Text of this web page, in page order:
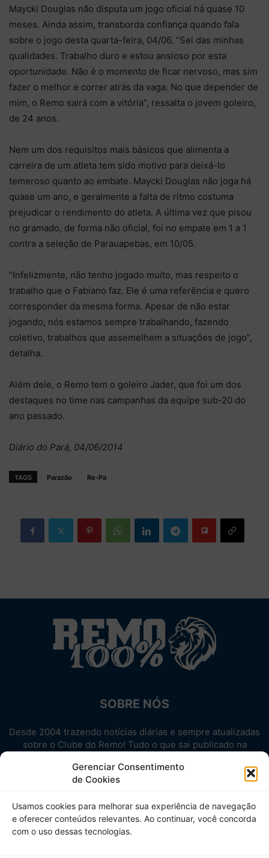
Gerenciar Consentimento
de Cookies
Usamos cookies para melhorar sua experiência de navegação
e oferecer conteúdos relevantes. Ao continuar, você concorda
com o uso dessas tecnologias.
Maycki Douglas não disputa um jogo oficial há quase 10
meses. Ainda assim, transborda confiança quando fala
sobre o jogo desta quarta-feira, 04/06. “Sei das minhas
qualidades. Trabalho duro e estou ansioso por esta
oportunidade. Não é o momento de ficar nervoso, mas sim
fazer o melhor e correr atrás da vaga. No que depender de
mim, o Remo sairá com a vitória”, ressalta o jovem goleiro,
de 24 anos.
Nem um dos requisitos mais básicos que alimenta a
carreira de um atleta tem sido motivo para deixá-lo
temeroso quanto ao embate. Maycki Douglas não joga há
quase um ano, e geralmente a falta de ritmo costuma
prejudicar o rendimento do atleta. A última vez que pisou
no gramado, de forma não oficial, foi no empate em 1 a 1
contra a seleção de Parauapebas, em 10/05.
“Infelizmente, não tenho jogado muito, mas respeito o
trabalho que o Fabiano faz. Ele é uma referência e quero
corresponder da mesma forma. Apesar de não estar
jogando, nós estamos sempre trabalhando, fazendo
coletivo, trabalhos que assemelhem a situações de jogo”,
detalha.
Além dele, o Remo tem o goleiro Jader, que foi um dos
destaques no time nas campanhas da equipe sub-20 do
ano passado.
Diário do Pará, 04/06/2014
TAGS Parazão Re-Pa
SOBRE NÓS
Desde 2004 trazendo notícias diárias e sempre atualizadas
sobre o Clube do Remo! Tudo o que sai publicado na
Aproveite! Site não-oficial.
SIGA-NOS